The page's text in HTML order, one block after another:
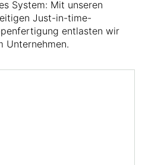
System: Mit unseren
Just-in-time-
entlasten wir
Unternehmen.